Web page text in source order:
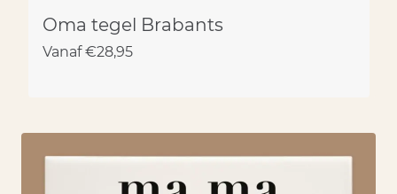
Oma tegel Brabants
Vanaf €28,95